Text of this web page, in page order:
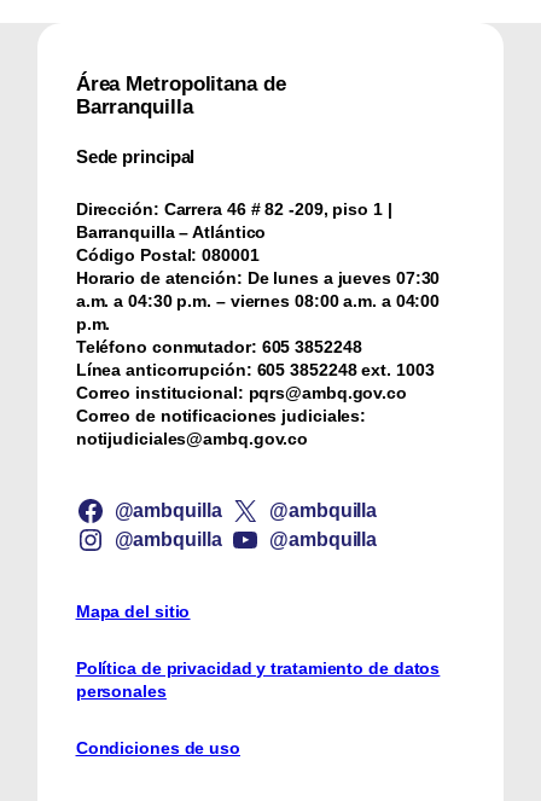
Área Metropolitana de
Barranquilla
Sede principal
Dirección: Carrera 46 # 82 -209, piso 1 |
Barranquilla – Atlántico
Código Postal: 080001
Horario de atención: De lunes a jueves 07:30
a.m. a 04:30 p.m. – viernes 08:00 a.m. a 04:00
p.m.
Teléfono conmutador: ‪605 3852248
Línea anticorrupción: ‪605 3852248 ext. 1003
Correo institucional: pqrs@ambq.gov.co
Correo de notificaciones judiciales:
notijudiciales@ambq.gov.co
@ambquilla
@ambquilla
@ambquilla
@ambquilla
Mapa del sitio
Política de privacidad y tratamiento de datos
personales
Condiciones de uso